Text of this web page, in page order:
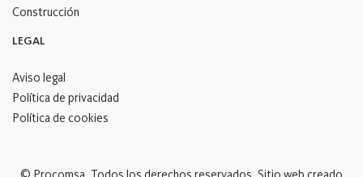
Construcción
LEGAL
Aviso legal
Política de privacidad
Política de cookies